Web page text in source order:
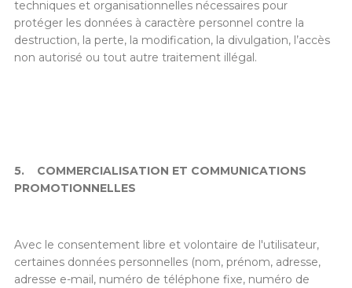
techniques et organisationnelles nécessaires pour
protéger les données à caractère personnel contre la
destruction, la perte, la modification, la divulgation, l’accès
non autorisé ou tout autre traitement illégal.
5. COMMERCIALISATION ET COMMUNICATIONS
PROMOTIONNELLES
Avec le consentement libre et volontaire de l'utilisateur,
certaines données personnelles (nom, prénom, adresse,
adresse e-mail, numéro de téléphone fixe, numéro de